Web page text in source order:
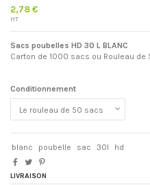
2,78 €
HT
Sacs poubelles HD 30 L BLANC
Carton de 1000 sacs ou Rouleau de
Conditionnement
blanc poubelle sac 30l hd
LIVRAISON